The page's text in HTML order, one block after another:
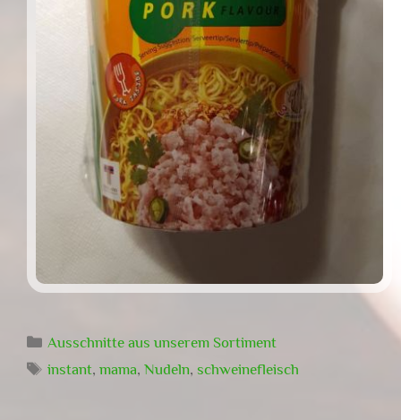
Kategorien
Ausschnitte aus unserem Sortiment
Schlagwörter
instant,mama,Nudeln, schweinefleisch